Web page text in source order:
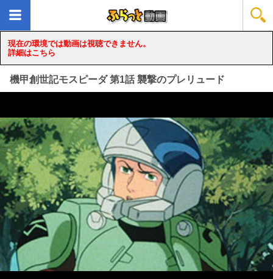
現在の環境では動画は視聴できません。
詳細はこちら
機甲創世記モスピーダ 第1話 襲撃のプレリュード
loading...